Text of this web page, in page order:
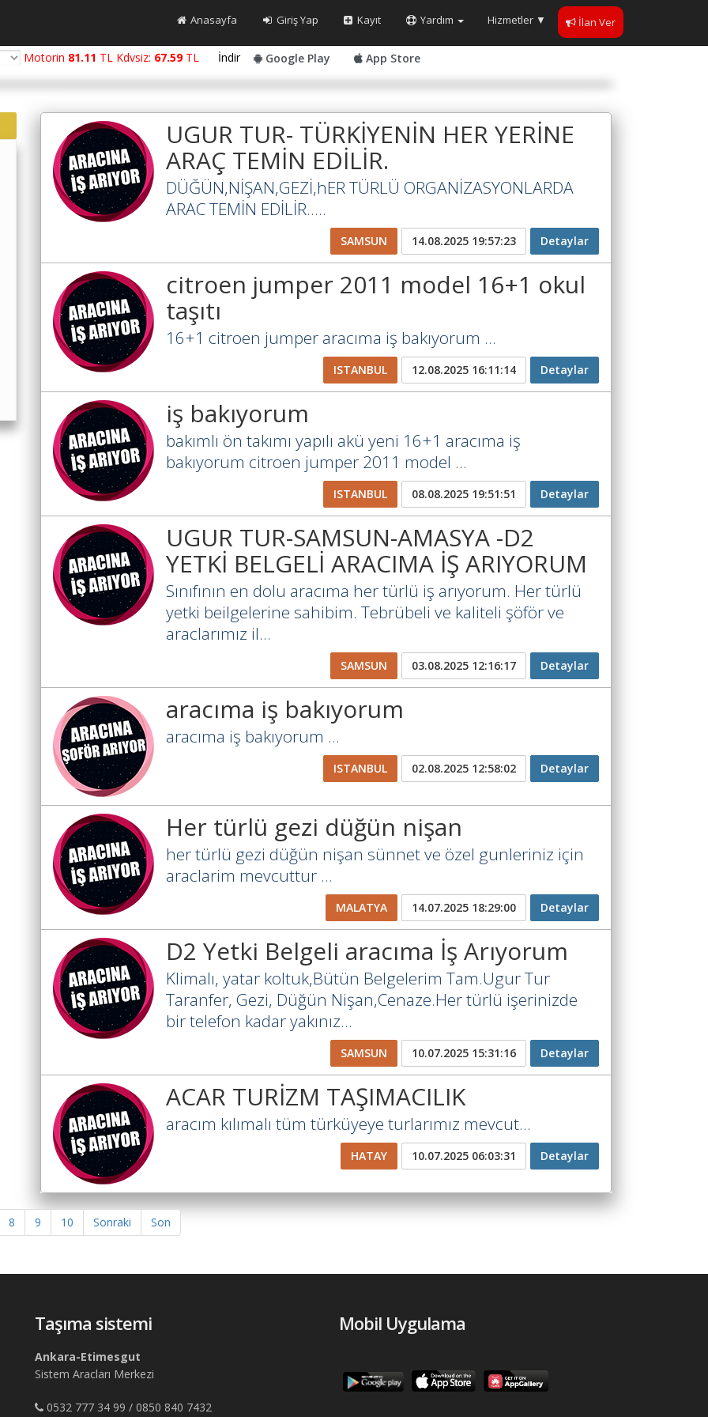
Motorin 81.11 TL Kdvsiz: 67.59TL İndir Google Play App Store
Anasayfa Giriş Yap Kayıt Yardım Hizmetler ▼ İlan Ver
UGUR TUR- TÜRKİYENİN HER YERİNE
ARAÇ TEMİN EDİLİR.
DÜĞÜN,NİŞAN,GEZİ,hER TÜRLÜ ORGANİZASYONLARDA
ARAC TEMİN EDİLİR.....
SAMSUN 14.08.2025 19:57:23 Detaylar
citroen jumper 2011 model 16+1 okul
taşıtı
16+1 citroen jumper aracıma iş bakıyorum ...
ISTANBUL 12.08.2025 16:11:14 Detaylar
iş bakıyorum
bakımlı ön takımı yapılı akü yeni 16+1 aracıma iş
bakıyorum citroen jumper 2011 model ...
ISTANBUL 08.08.2025 19:51:51 Detaylar
UGUR TUR-SAMSUN-AMASYA -D2
YETKİ BELGELİ ARACIMA İŞ ARIYORUM
Sınıfının en dolu aracıma her türlü iş arıyorum. Her türlü
yetki beilgelerine sahibim. Tebrübeli ve kaliteli şöför ve
araclarımız il...
SAMSUN 03.08.2025 12:16:17 Detaylar
aracıma iş bakıyorum
aracıma iş bakıyorum ...
ISTANBUL 02.08.2025 12:58:02 Detaylar
Her türlü gezi düğün nişan
her türlü gezi düğün nişan sünnet ve özel gunleriniz için
araclarim mevcuttur ...
MALATYA 14.07.2025 18:29:00 Detaylar
D2 Yetki Belgeli aracıma İş Arıyorum
Klimalı, yatar koltuk,Bütün Belgelerim Tam.Ugur Tur
Taranfer, Gezi, Düğün Nişan,Cenaze.Her türlü işerinizde
bir telefon kadar yakınız...
SAMSUN 10.07.2025 15:31:16 Detaylar
ACAR TURİZM TAŞIMACILIK
aracım kılımalı tüm türküyeye turlarımız mevcut...
HATAY 10.07.2025 06:03:31 Detaylar
8 9 10 Sonraki Son
Taşıma sistemi
Ankara-Etimesgut
Sistem Aracları Merkezi
0532 777 34 99 / 0850 840 7432
Mobil Uygulama